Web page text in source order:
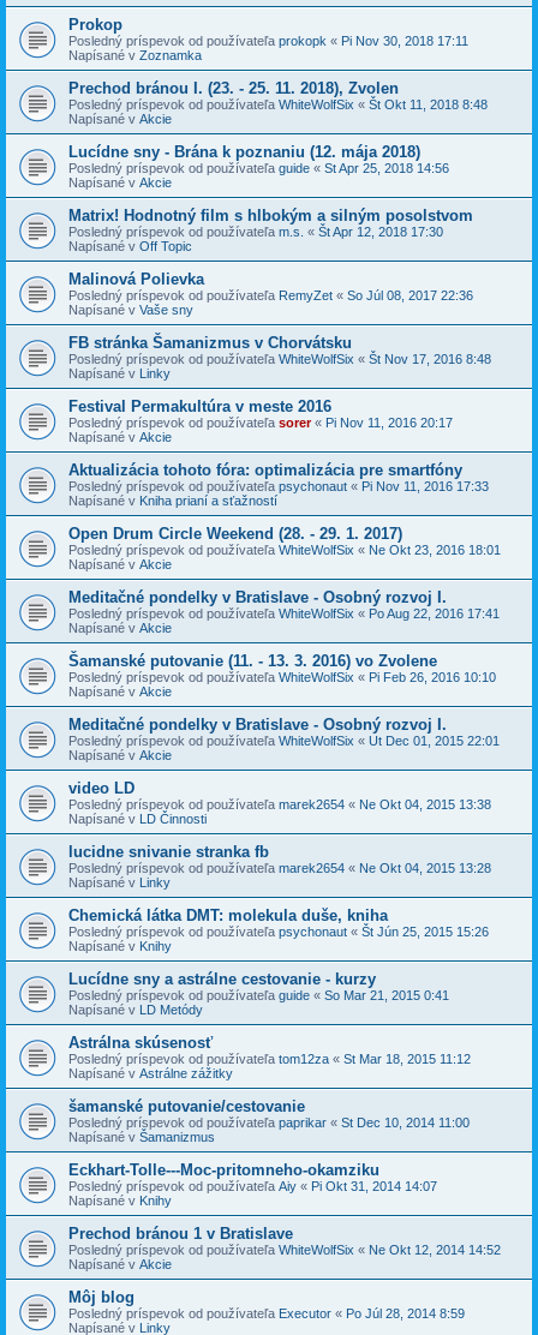
Prokop
Posledný príspevok od používateľa prokopk « Pi Nov 30, 2018 17:11
Napísané v Zoznamka
Prechod bránou I. (23. - 25. 11. 2018), Zvolen
Posledný príspevok od používateľa WhiteWolfSix « Št Okt 11, 2018 8:48
Napísané v Akcie
Lucídne sny - Brána k poznaniu (12. mája 2018)
Posledný príspevok od používateľa guide « St Apr 25, 2018 14:56
Napísané v Akcie
Matrix! Hodnotný film s hlbokým a silným posolstvom
Posledný príspevok od používateľa m.s. « Št Apr 12, 2018 17:30
Napísané v Off Topic
Malinová Polievka
Posledný príspevok od používateľa RemyZet « So Júl 08, 2017 22:36
Napísané v Vaše sny
FB stránka Šamanizmus v Chorvátsku
Posledný príspevok od používateľa WhiteWolfSix « Št Nov 17, 2016 8:48
Napísané v Linky
Festival Permakultúra v meste 2016
Posledný príspevok od používateľa sorer« Pi Nov 11, 2016 20:17
Napísané v Akcie
Aktualizácia tohoto fóra: optimalizácia pre smartfóny
Posledný príspevok od používateľa psychonaut « Pi Nov 11, 2016 17:33
Napísané v Kniha prianí a sťažností
Open Drum Circle Weekend (28. - 29. 1. 2017)
Posledný príspevok od používateľa WhiteWolfSix « Ne Okt 23, 2016 18:01
Napísané v Akcie
Meditačné pondelky v Bratislave - Osobný rozvoj I.
Posledný príspevok od používateľa WhiteWolfSix « Po Aug 22, 2016 17:41
Napísané v Akcie
Šamanské putovanie (11. - 13. 3. 2016) vo Zvolene
Posledný príspevok od používateľa WhiteWolfSix « Pi Feb 26, 2016 10:10
Napísané v Akcie
Meditačné pondelky v Bratislave - Osobný rozvoj I.
Posledný príspevok od používateľa WhiteWolfSix « Ut Dec 01, 2015 22:01
Napísané v Akcie
video LD
Posledný príspevok od používateľa marek2654 « Ne Okt 04, 2015 13:38
Napísané v LD Činnosti
lucidne snivanie stranka fb
Posledný príspevok od používateľa marek2654 « Ne Okt 04, 2015 13:28
Napísané v Linky
Chemická látka DMT: molekula duše, kniha
Posledný príspevok od používateľa psychonaut « Št Jún 25, 2015 15:26
Napísané v Knihy
Lucídne sny a astrálne cestovanie - kurzy
Posledný príspevok od používateľa guide « So Mar 21, 2015 0:41
Napísané v LD Metódy
Astrálna skúsenosť
Posledný príspevok od používateľa tom12za « St Mar 18, 2015 11:12
Napísané v Astrálne zážitky
šamanské putovanie/cestovanie
Posledný príspevok od používateľa paprikar « St Dec 10, 2014 11:00
Napísané v Šamanizmus
Eckhart-Tolle---Moc-pritomneho-okamziku
Posledný príspevok od používateľa Aiy « Pi Okt 31, 2014 14:07
Napísané v Knihy
Prechod bránou 1 v Bratislave
Posledný príspevok od používateľa WhiteWolfSix « Ne Okt 12, 2014 14:52
Napísané v Akcie
Môj blog
Posledný príspevok od používateľa Executor « Po Júl 28, 2014 8:59
Napísané v Linky